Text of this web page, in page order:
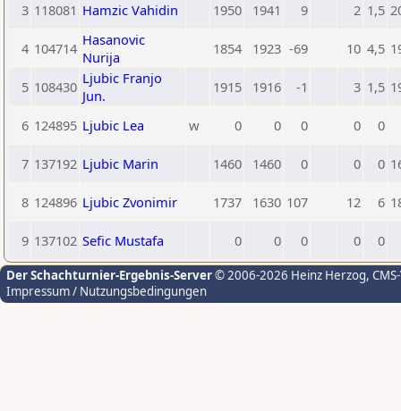
3 118081 Hamzic Vahidin 1950 1941 9 2 1,5
4 104714 Hasanovic
Nurija
1854 1923 -69 10 4,5
5 108430 Ljubic Franjo
Jun.
1915 1916 -1 3 1,5
6 124895 Ljubic Lea w 0 0 0 0 0
7 137192 Ljubic Marin 1460 1460 0 0 0
8 124896 Ljubic Zvonimir 1737 1630 107 12 6
9 137102 Sefic Mustafa 0 0 0 0 0
Der Schachturnier-Ergebnis-Server© 2006-2026 Heinz Herzog,
Impressum / Nutzungsbedingungen